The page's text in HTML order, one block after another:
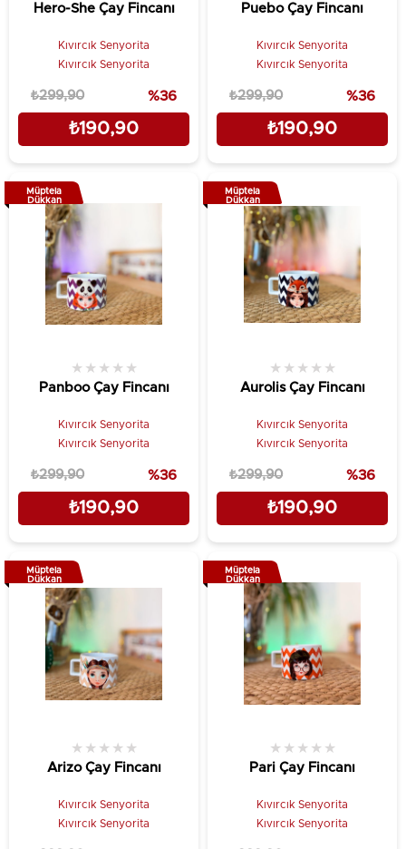
Hero-She Çay Fincanı
Kıvırcık Senyorita
Kıvırcık Senyorita
₺190,90
₺299,90 %36
Puebo Çay Fincanı
Kıvırcık Senyorita
Kıvırcık Senyorita
₺190,90
₺299,90 %36
Panboo Çay Fincanı
★ ★ ★ ★ ★
Kıvırcık Senyorita
Kıvırcık Senyorita
₺190,90
₺299,90 %36
Müptela
Dükkan
Aurolis Çay Fincanı
★ ★ ★ ★ ★
Kıvırcık Senyorita
Kıvırcık Senyorita
₺190,90
₺299,90 %36
Müptela
Dükkan
Arizo Çay Fincanı
★ ★ ★ ★ ★
Kıvırcık Senyorita
Kıvırcık Senyorita
Müptela
Dükkan
Pari Çay Fincanı
★ ★ ★ ★ ★
Kıvırcık Senyorita
Kıvırcık Senyorita
Müptela
Dükkan